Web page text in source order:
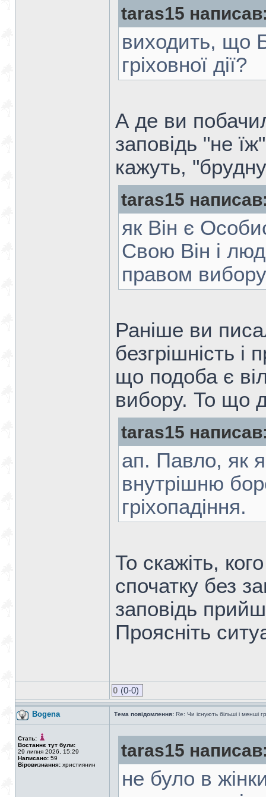
taras15
виходить, що
гріховної дії?
А де ви
заповідь "не
кажуть,
taras15
як Він є
Свою Він і
правом вибору
Раніше ви
безгрішність і
що подоба є
вибору. То що
taras15
ап. Павло, як
внутрішню
гріхопадіння.
То скажіть,
спочатку без
заповідь
Проясніть
0 (0-0)
Bogena Тема повідомлення: Re: Чи існують більші і менші
Стать:
Востаннє тут були:
29 липня 2026, 15:29
Написано: 59
Віровизнання: християнин
taras15
не було в